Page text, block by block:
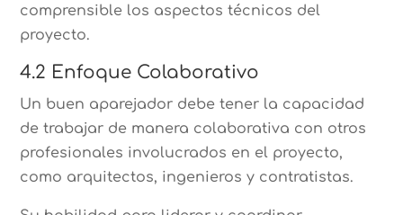
comprensible los aspectos técnicos del
proyecto.
4.2 Enfoque Colaborativo
Un buen aparejador debe tener la capacidad
de trabajar de manera colaborativa con otros
profesionales involucrados en el proyecto,
como arquitectos, ingenieros y contratistas.